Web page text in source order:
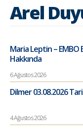
Arel
Maria Leptin – EMBO
Hakkında
6 Ağustos 2026
Dilmer 03.08.2026
4 Ağustos 2026